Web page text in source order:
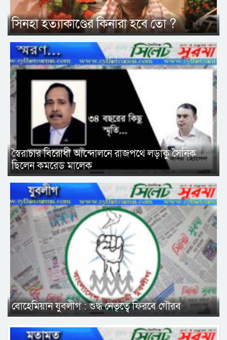
সিনহা হত্যাকাণ্ডের কিনারা হবে তো ?
স্বৈরাচার বিরোধী আন্দোলনে রাজপথে লড়াকু সৈনিক
ছিলেন কমরেড মালেক
বোহেমিয়ান যুবলীগ : শুদ্ধ নেতৃত্বে ফিরবে গৌরব